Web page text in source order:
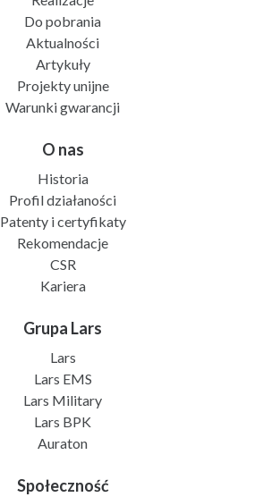
Do pobrania
Aktualności
Artykuły
Projekty unijne
Warunki gwarancji
O nas
Historia
Profil działaności
Patenty i certyfikaty
Rekomendacje
CSR
Kariera
Grupa Lars
Lars
Lars EMS
Lars Military
Lars BPK
Auraton
Społeczność